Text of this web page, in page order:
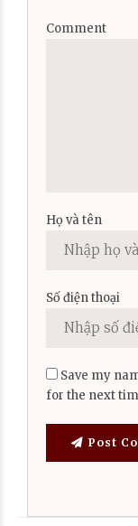
Comment
Họ và tên
Số điện thoại
Save my
for the next
Post